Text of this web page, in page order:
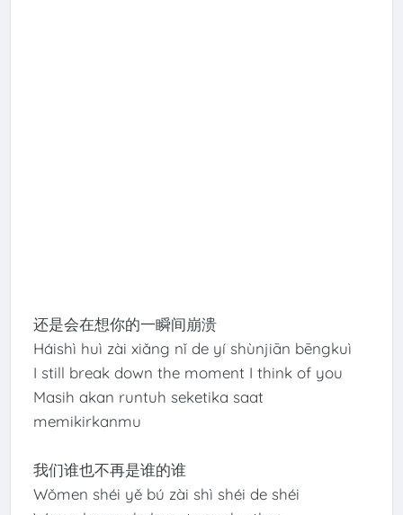
还是会在想你的一瞬间崩溃
Háishì huì zài xiǎng nǐ de yí shùnjiān bēngkuì
I still break down the moment I think of you
Masih akan runtuh seketika saat
memikirkanmu
我们谁也不再是谁的谁
Wǒmen shéi yě bú zài shì shéi de shéi